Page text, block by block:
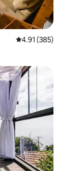
औसत रेटिंग 5 में से
4.91 (385)